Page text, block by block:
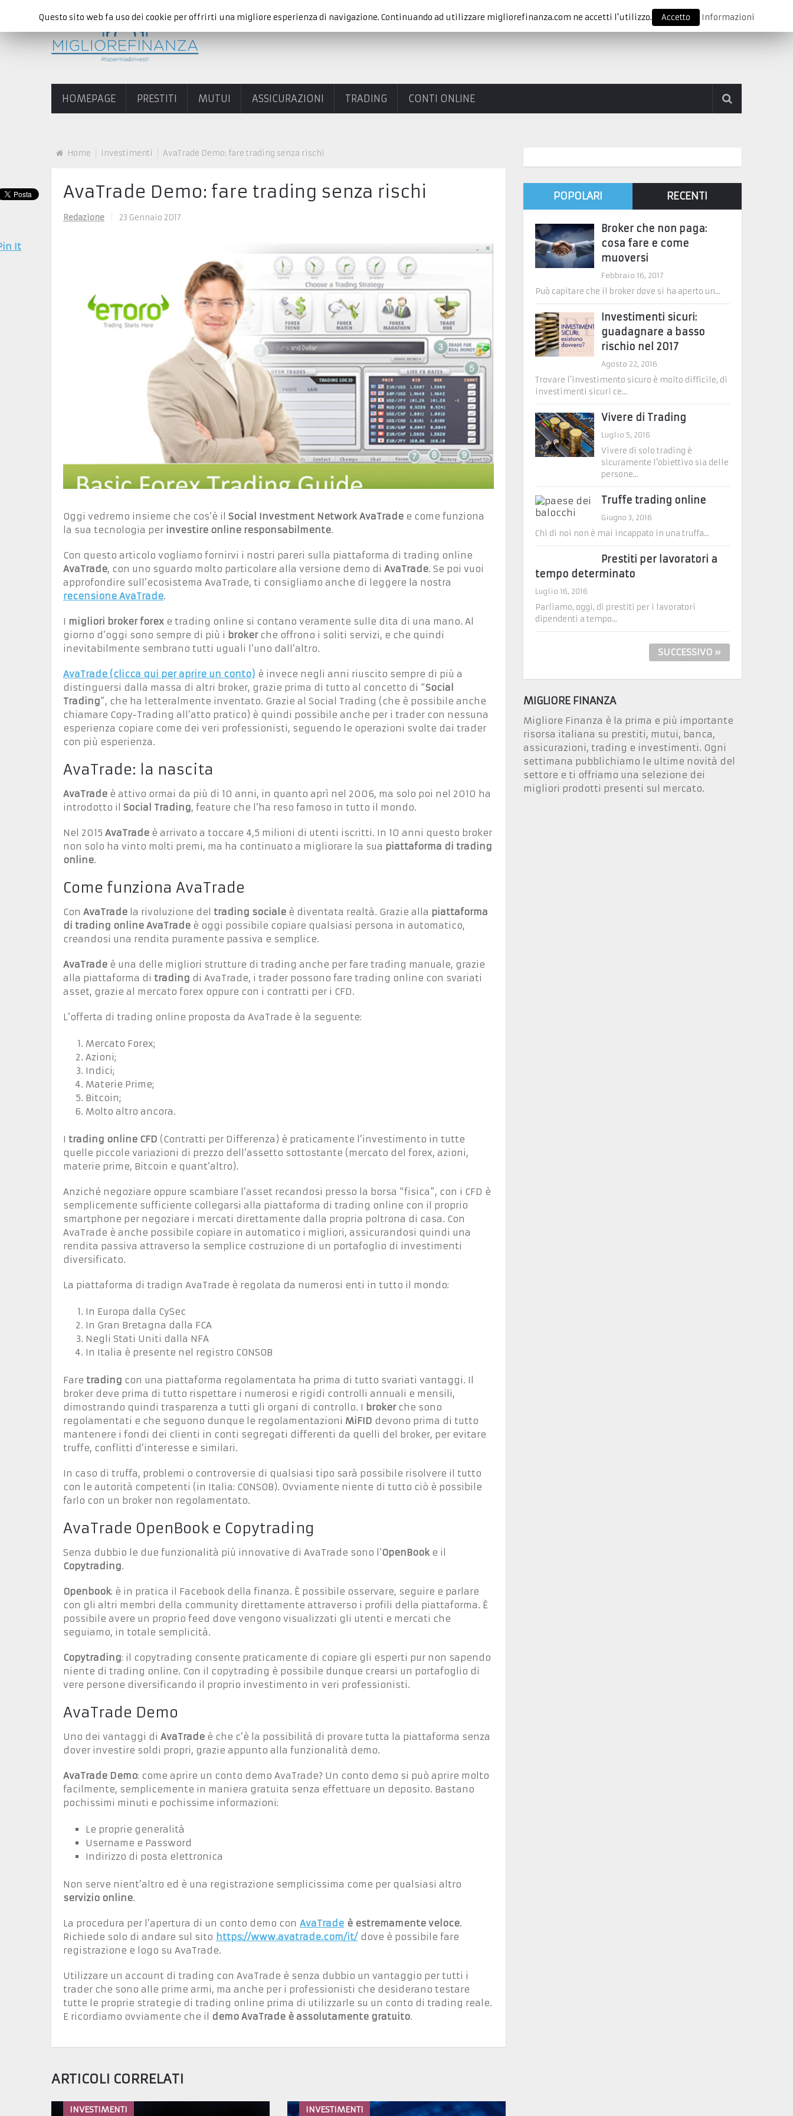
HOMEPAGE PRESTITI MUTUI ASSICURAZIONI TRADING CONTI ONLINE
Home Investimenti AvaTrade Demo: fare trading senza rischi
AvaTrade Demo: fare trading senza rischi
Redazione 23 Gennaio 2017
Oggi vedremo insieme che cos’è il Social Investment Network AvaTrade e come funziona
la sua tecnologia per investire online responsabilmente.
Con questo articolo vogliamo fornirvi i nostri pareri sulla piattaforma di trading online
AvaTrade, con uno sguardo molto particolare alla versione demo di AvaTrade. Se poi vuoi
approfondire sull’ecosistema AvaTrade, ti consigliamo anche di leggere la nostra
recensione AvaTrade.
I migliori broker forex e trading online si contano veramente sulle dita di una mano. Al
giorno d’oggi sono sempre di più i brokerche offrono i soliti servizi, e che quindi
inevitabilmente sembrano tutti uguali l’uno dall’altro.
AvaTrade (clicca qui per aprire un conto) è invece negli anni riuscito sempre di più a
distinguersi dalla massa di altri broker, grazie prima di tutto al concetto di “Social
Trading”, che ha letteralmente inventato. Grazie al Social Trading (che è possibile anche
chiamare Copy-Trading all’atto pratico) è quindi possibile anche per i trader con nessuna
esperienza copiare come dei veri professionisti, seguendo le operazioni svolte dai trader
con più esperienza.
AvaTrade: la nascita
AvaTrade è attivo ormai da più di 10 anni, in quanto aprì nel 2006, ma solo poi nel 2010 ha
introdotto il Social Trading, feature che l’ha reso famoso in tutto il mondo.
Nel 2015 AvaTrade è arrivato a toccare 4,5 milioni di utenti iscritti. In 10 anni questo broker
non solo ha vinto molti premi, ma ha continuato a migliorare la sua piattaforma di trading
online.
Come funziona AvaTrade
Con AvaTrade la rivoluzione del trading sociale è diventata realtà. Grazie alla piattaforma
di trading online AvaTrade è oggi possibile copiare qualsiasi persona in automatico,
creandosi una rendita puramente passiva e semplice.
AvaTrade è una delle migliori strutture di trading anche per fare trading manuale, grazie
alla piattaforma di trading di AvaTrade, i trader possono fare trading online con svariati
asset, grazie al mercato forex oppure con i contratti per i CFD.
L’offerta di trading online proposta da AvaTrade è la seguente:
Mercato Forex;
Azioni;
Indici;
Materie Prime;
Bitcoin;
Molto altro ancora.
I trading online CFD (Contratti per Differenza) è praticamente l’investimento in tutte
quelle piccole variazioni di prezzo dell’assetto sottostante (mercato del forex, azioni,
materie prime, Bitcoin e quant’altro).
Anziché negoziare oppure scambiare l’asset recandosi presso la borsa “fisica”, con i CFD è
semplicemente sufficiente collegarsi alla piattaforma di trading online con il proprio
smartphone per negoziare i mercati direttamente dalla propria poltrona di casa. Con
AvaTrade è anche possibile copiare in automatico i migliori, assicurandosi quindi una
rendita passiva attraverso la semplice costruzione di un portafoglio di investimenti
diversificato.
La piattaforma di tradign AvaTrade è regolata da numerosi enti in tutto il mondo:
In Europa dalla CySec
In Gran Bretagna dalla FCA
Negli Stati Uniti dalla NFA
In Italia è presente nel registro CONSOB
Fare trading con una piattaforma regolamentata ha prima di tutto svariati vantaggi. Il
broker deve prima di tutto rispettare i numerosi e rigidi controlli annuali e mensili,
dimostrando quindi trasparenza a tutti gli organi di controllo. I brokerche sono
regolamentati e che seguono dunque le regolamentazioni MiFID devono prima di tutto
mantenere i fondi dei clienti in conti segregati differenti da quelli del broker, per evitare
truffe, conflitti d’interesse e similari.
In caso di truffa, problemi o controversie di qualsiasi tipo sarà possibile risolvere il tutto
con le autorità competenti (in Italia: CONSOB). Ovviamente niente di tutto ciò è possibile
farlo con un broker non regolamentato.
AvaTrade OpenBook e Copytrading
Senza dubbio le due funzionalità più innovative di AvaTrade sono l’OpenBook e il
Copytrading.
Openbook: è in pratica il Facebook della finanza. È possibile osservare, seguire e parlare
con gli altri membri della community direttamente attraverso i profili della piattaforma. È
possibile avere un proprio feed dove vengono visualizzati gli utenti e mercati che
seguiamo, in totale semplicità.
Copytrading: il copytrading consente praticamente di copiare gli esperti pur non sapendo
niente di trading online. Con il copytrading è possibile dunque crearsi un portafoglio di
vere persone diversificando il proprio investimento in veri professionisti.
AvaTrade Demo
Uno dei vantaggi di AvaTrade è che c’è la possibilità di provare tutta la piattaforma senza
dover investire soldi propri, grazie appunto alla funzionalità demo.
AvaTrade Demo: come aprire un conto demo AvaTrade? Un conto demo si può aprire molto
facilmente, semplicemente in maniera gratuita senza effettuare un deposito. Bastano
pochissimi minuti e pochissime informazioni:
Le proprie generalità
Username e Password
Indirizzo di posta elettronica
Non serve nient’altro ed è una registrazione semplicissima come per qualsiasi altro
servizio online.
La procedura per l’apertura di un conto demo con AvaTrade è estremamente veloce.
Richiede solo di andare sul sito https://www.avatrade.com/it/dove è possibile fare
registrazione e logo su AvaTrade.
Utilizzare un account di trading con AvaTrade è senza dubbio un vantaggio per tutti i
trader che sono alle prime armi, ma anche per i professionisti che desiderano testare
tutte le proprie strategie di trading online prima di utilizzarle su un conto di trading reale.
E ricordiamo ovviamente che il demo AvaTrade è assolutamente gratuito.
It
ARTICOLI CORRELATI
INVESTIMENTI INVESTIMENTI
POPOLARI RECENTI
Broker che non paga:
cosa fare e come
muoversi
Febbraio 16, 2017
Può capitare che il broker dove si ha aperto un...
Investimenti sicuri:
guadagnare a basso
rischio nel 2017
Agosto 22, 2016
Trovare l’investimento sicuro è molto difficile, di
investimenti sicuri ce...
Vivere di Trading
Luglio 5, 2016
Vivere di solo trading è
sicuramente l’obiettivo sia delle
persone...
Truffe trading online
Giugno 3, 2016
Chi di noi non è mai incappato in una truffa...
Prestiti per lavoratori a
tempo determinato
Luglio 16, 2016
Parliamo, oggi, di prestiti per i lavoratori
dipendenti a tempo...
SUCCESSIVO »
MIGLIORE FINANZA
Migliore Finanza è la prima e più importante
risorsa italiana su prestiti, mutui, banca,
assicurazioni, trading e investimenti. Ogni
settimana pubblichiamo le ultime novità del
settore e ti offriamo una selezione dei
migliori prodotti presenti sul mercato.
Questo sito web fa uso dei cookie per offrirti una migliore esperienza di navigazione. Continuando ad utilizzare migliorefinanza.com ne accetti l'utilizzo. Accetto Informazioni